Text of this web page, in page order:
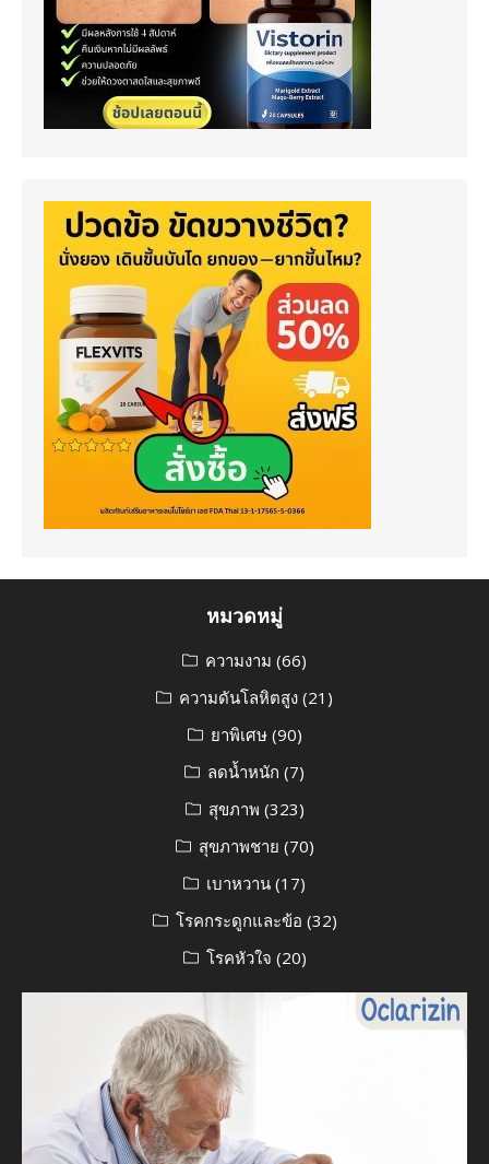
หมวดหมู่
ความงาม (66)
ความดันโลหิตสูง (21)
ยาพิเศษ(90)
ลดน้ำหนัก (7)
สุขภาพ (323)
สุขภาพชาย (70)
เบาหวาน (17)
โรคกระดูกและข้อ (32)
โรคหัวใจ (20)